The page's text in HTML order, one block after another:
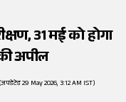
31 मई को होगा
अपील
29 May 2026, 3:12 AM IST)